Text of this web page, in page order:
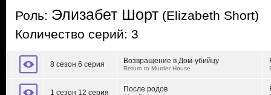
Роль: Элизабет Шорт (Elizabeth Short)
Количество серий: 3
8 сезон 6 серия Возвращение в Дом-убийцу
Return to Murder House
1 сезон 12 серия После родов